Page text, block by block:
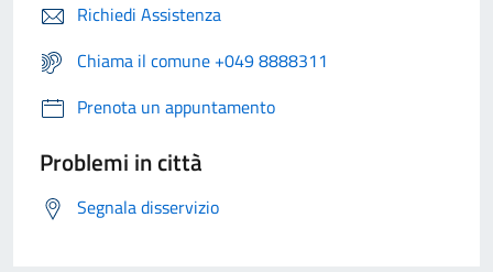
Richiedi Assistenza
Chiama il comune +049 8888311
Prenota un appuntamento
Problemi in città
Segnala disservizio